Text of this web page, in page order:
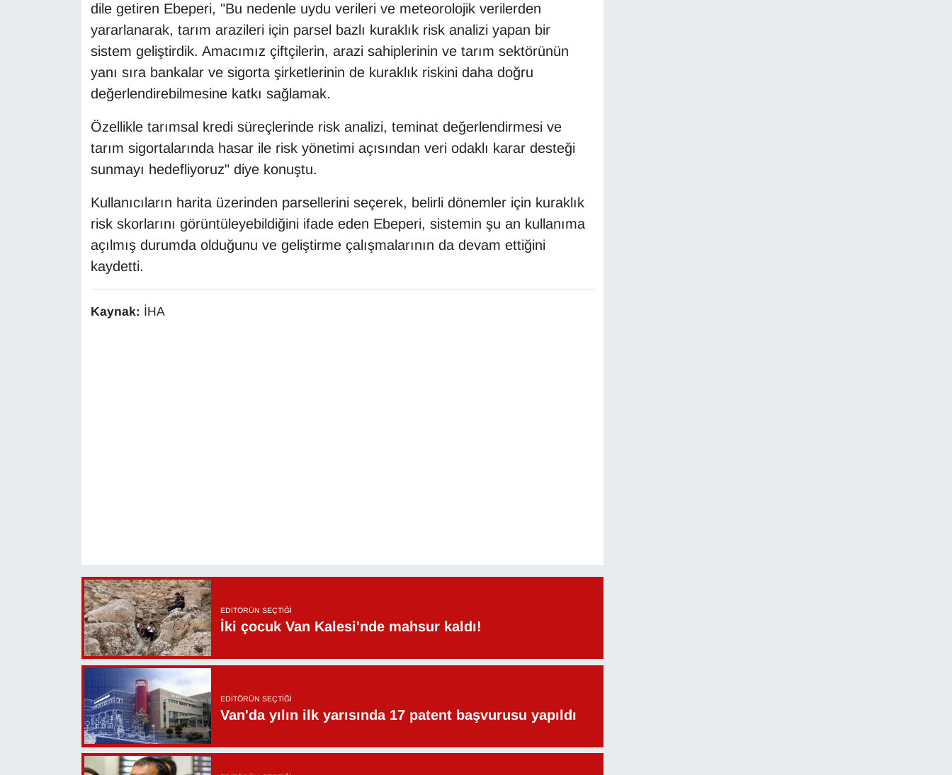
dile getiren Ebeperi, "Bu nedenle uydu verileri ve meteorolojik verilerden
yararlanarak, tarım arazileri için parsel bazlı kuraklık risk analizi yapan bir
sistem geliştirdik. Amacımız çiftçilerin, arazi sahiplerinin ve tarım sektörünün
yanı sıra bankalar ve sigorta şirketlerinin de kuraklık riskini daha doğru
değerlendirebilmesine katkı sağlamak.
Özellikle tarımsal kredi süreçlerinde risk analizi, teminat değerlendirmesi ve
tarım sigortalarında hasar ile risk yönetimi açısından veri odaklı karar desteği
sunmayı hedefliyoruz" diye konuştu.
Kullanıcıların harita üzerinden parsellerini seçerek, belirli dönemler için kuraklık
risk skorlarını görüntüleyebildiğini ifade eden Ebeperi, sistemin şu an kullanıma
açılmış durumda olduğunu ve geliştirme çalışmalarının da devam ettiğini
kaydetti.
Kaynak: İHA
EDITÖRÜN SEÇTIĞI
İki çocuk Van Kalesi'nde mahsur kaldı!
EDITÖRÜN SEÇTIĞI
Van'da yılın ilk yarısında 17 patent başvurusu yapıldı